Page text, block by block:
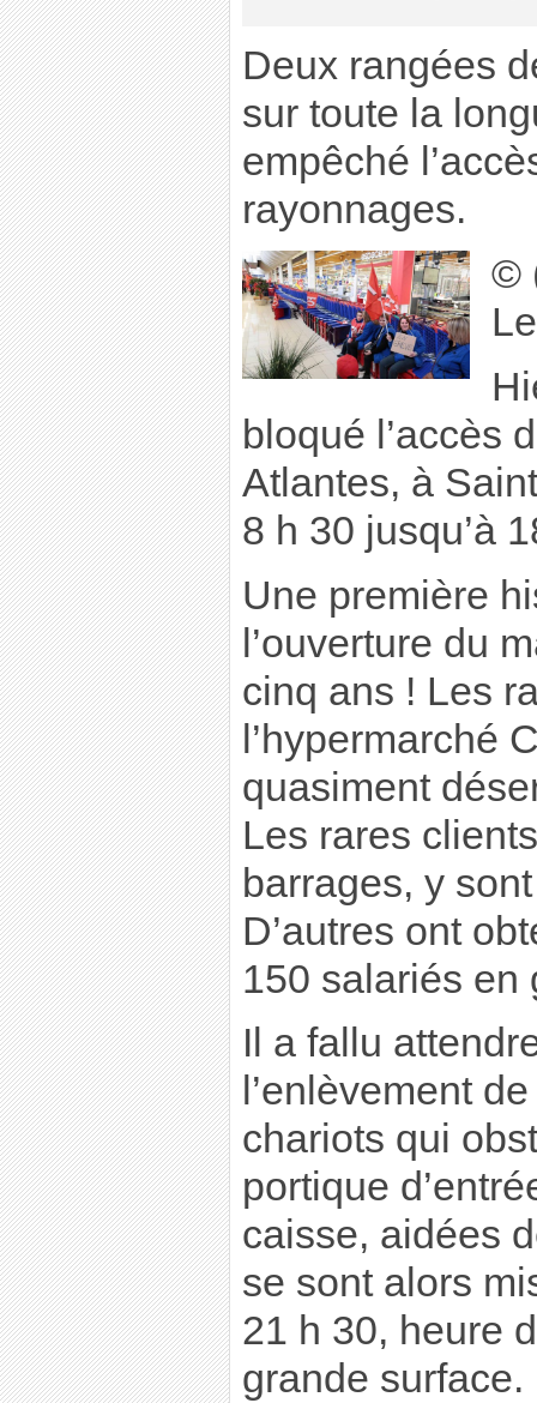
Deux rangées
sur toute la
empêché
rayonnages.
©
bloqué l’accès
Atlantes, à
8 h 30 jusqu’à
Une première
l’ouverture du
cinq ans ! Les
l’hypermarché
quasiment
Les rares
barrages, y
D’autres ont
150 salariés en
Il a fallu
l’enlèvement
chariots qui
portique
caisse, aidées
se sont alors
21 h 30, heure
grande